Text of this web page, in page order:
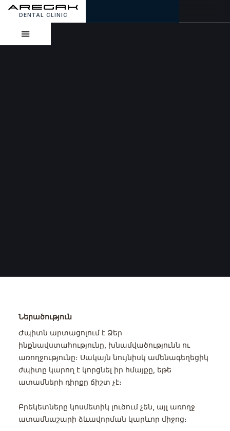
DENTAL CLINIC
Ներածություն
Ժպիտն արտացոլում է Ձեր
ինքնավստահությունը, խնամվածությունն ու
առողջությունը։ Սակայն նույնիսկ ամենագեղեցիկ
ժպիտը կարող է կորցնել իր հմայքը, եթե
ատամների դիրքը ճիշտ չէ։
Բրեկետները կոսմետիկ լուծում չեն, այլ առողջ
ատամնաշարի ձևավորման կարևոր միջոց։